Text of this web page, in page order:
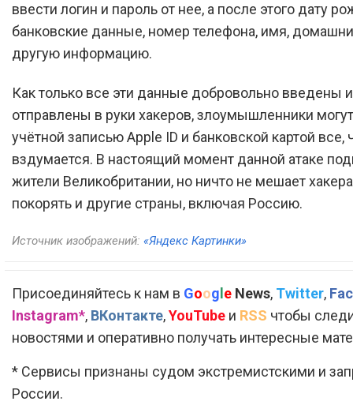
ввести логин и пароль от нее, а после этого дату
банковские данные, номер телефона, имя,
другую информацию.
Как только все эти данные добровольно введены и
отправлены в руки хакеров, злоумышленники
учётной записью Apple ID и банковской картой все,
вздумается. В настоящий момент данной атаке
жители Великобритании, но ничто не мешает
покорять и другие страны, включая Россию.
Источник изображений: «Яндекс Картинки»
Присоединяйтесь к нам в Goog e News, Twitter,
Instagram*, ВКонтакте,YouTube и RSS чтобы
новостями и оперативно получать интересные
* Сервисы признаны судом экстремистскими и
России.